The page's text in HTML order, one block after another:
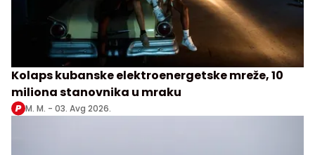
Kolaps kubanske elektroenergetske mreže, 10
miliona stanovnika u mraku
M. M. - 03. Avg 2026.